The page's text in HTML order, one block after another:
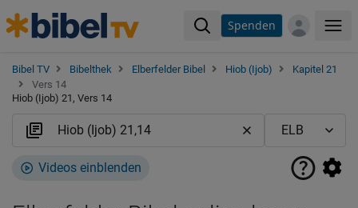
Spenden
Bibel TV Bibelthek Elberfelder Bibel Hiob (Ijob)
Kapitel 21
Vers 14
Hiob (Ijob) 21, Vers 14
Videos einblenden